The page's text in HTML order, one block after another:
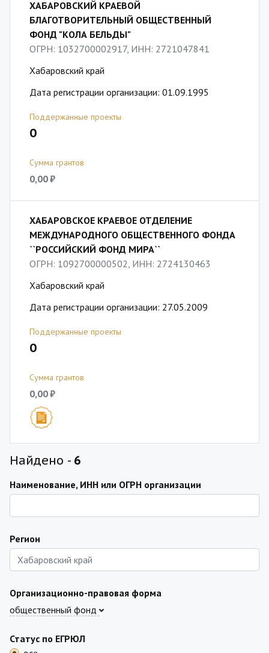
ХАБАРОВСКИЙ КРАЕВОЙ
БЛАГОТВОРИТЕЛЬНЫЙ ОБЩЕСТВЕННЫЙ
ФОНД "КОЛА БЕЛЬДЫ"
ОГРН: 1032700002917, ИНН: 2721047841
Хабаровский край
Дата регистрации организации: 01.09.1995
Поддержанные проекты
0
Сумма грантов
0,00 ₽
ХАБАРОВСКОЕ КРАЕВОЕ ОТДЕЛЕНИЕ
МЕЖДУНАРОДНОГО ОБЩЕСТВЕННОГО ФОНДА
``РОССИЙСКИЙ ФОНД МИРА``
ОГРН: 1092700000502, ИНН: 2724130463
Хабаровский край
Дата регистрации организации: 27.05.2009
Поддержанные проекты
0
Сумма грантов
0,00 ₽
Найдено - 6
Наименование, ИНН или ОГРН организации
Регион
Организационно-правовая форма
общественный фонд
Статус по ЕГРЮЛ